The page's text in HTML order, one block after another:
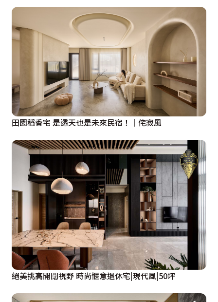
田園稻香宅 是透天也是未來民宿！│侘寂風
絕美挑高開闊視野 時尚愜意退休宅|現代風|50坪